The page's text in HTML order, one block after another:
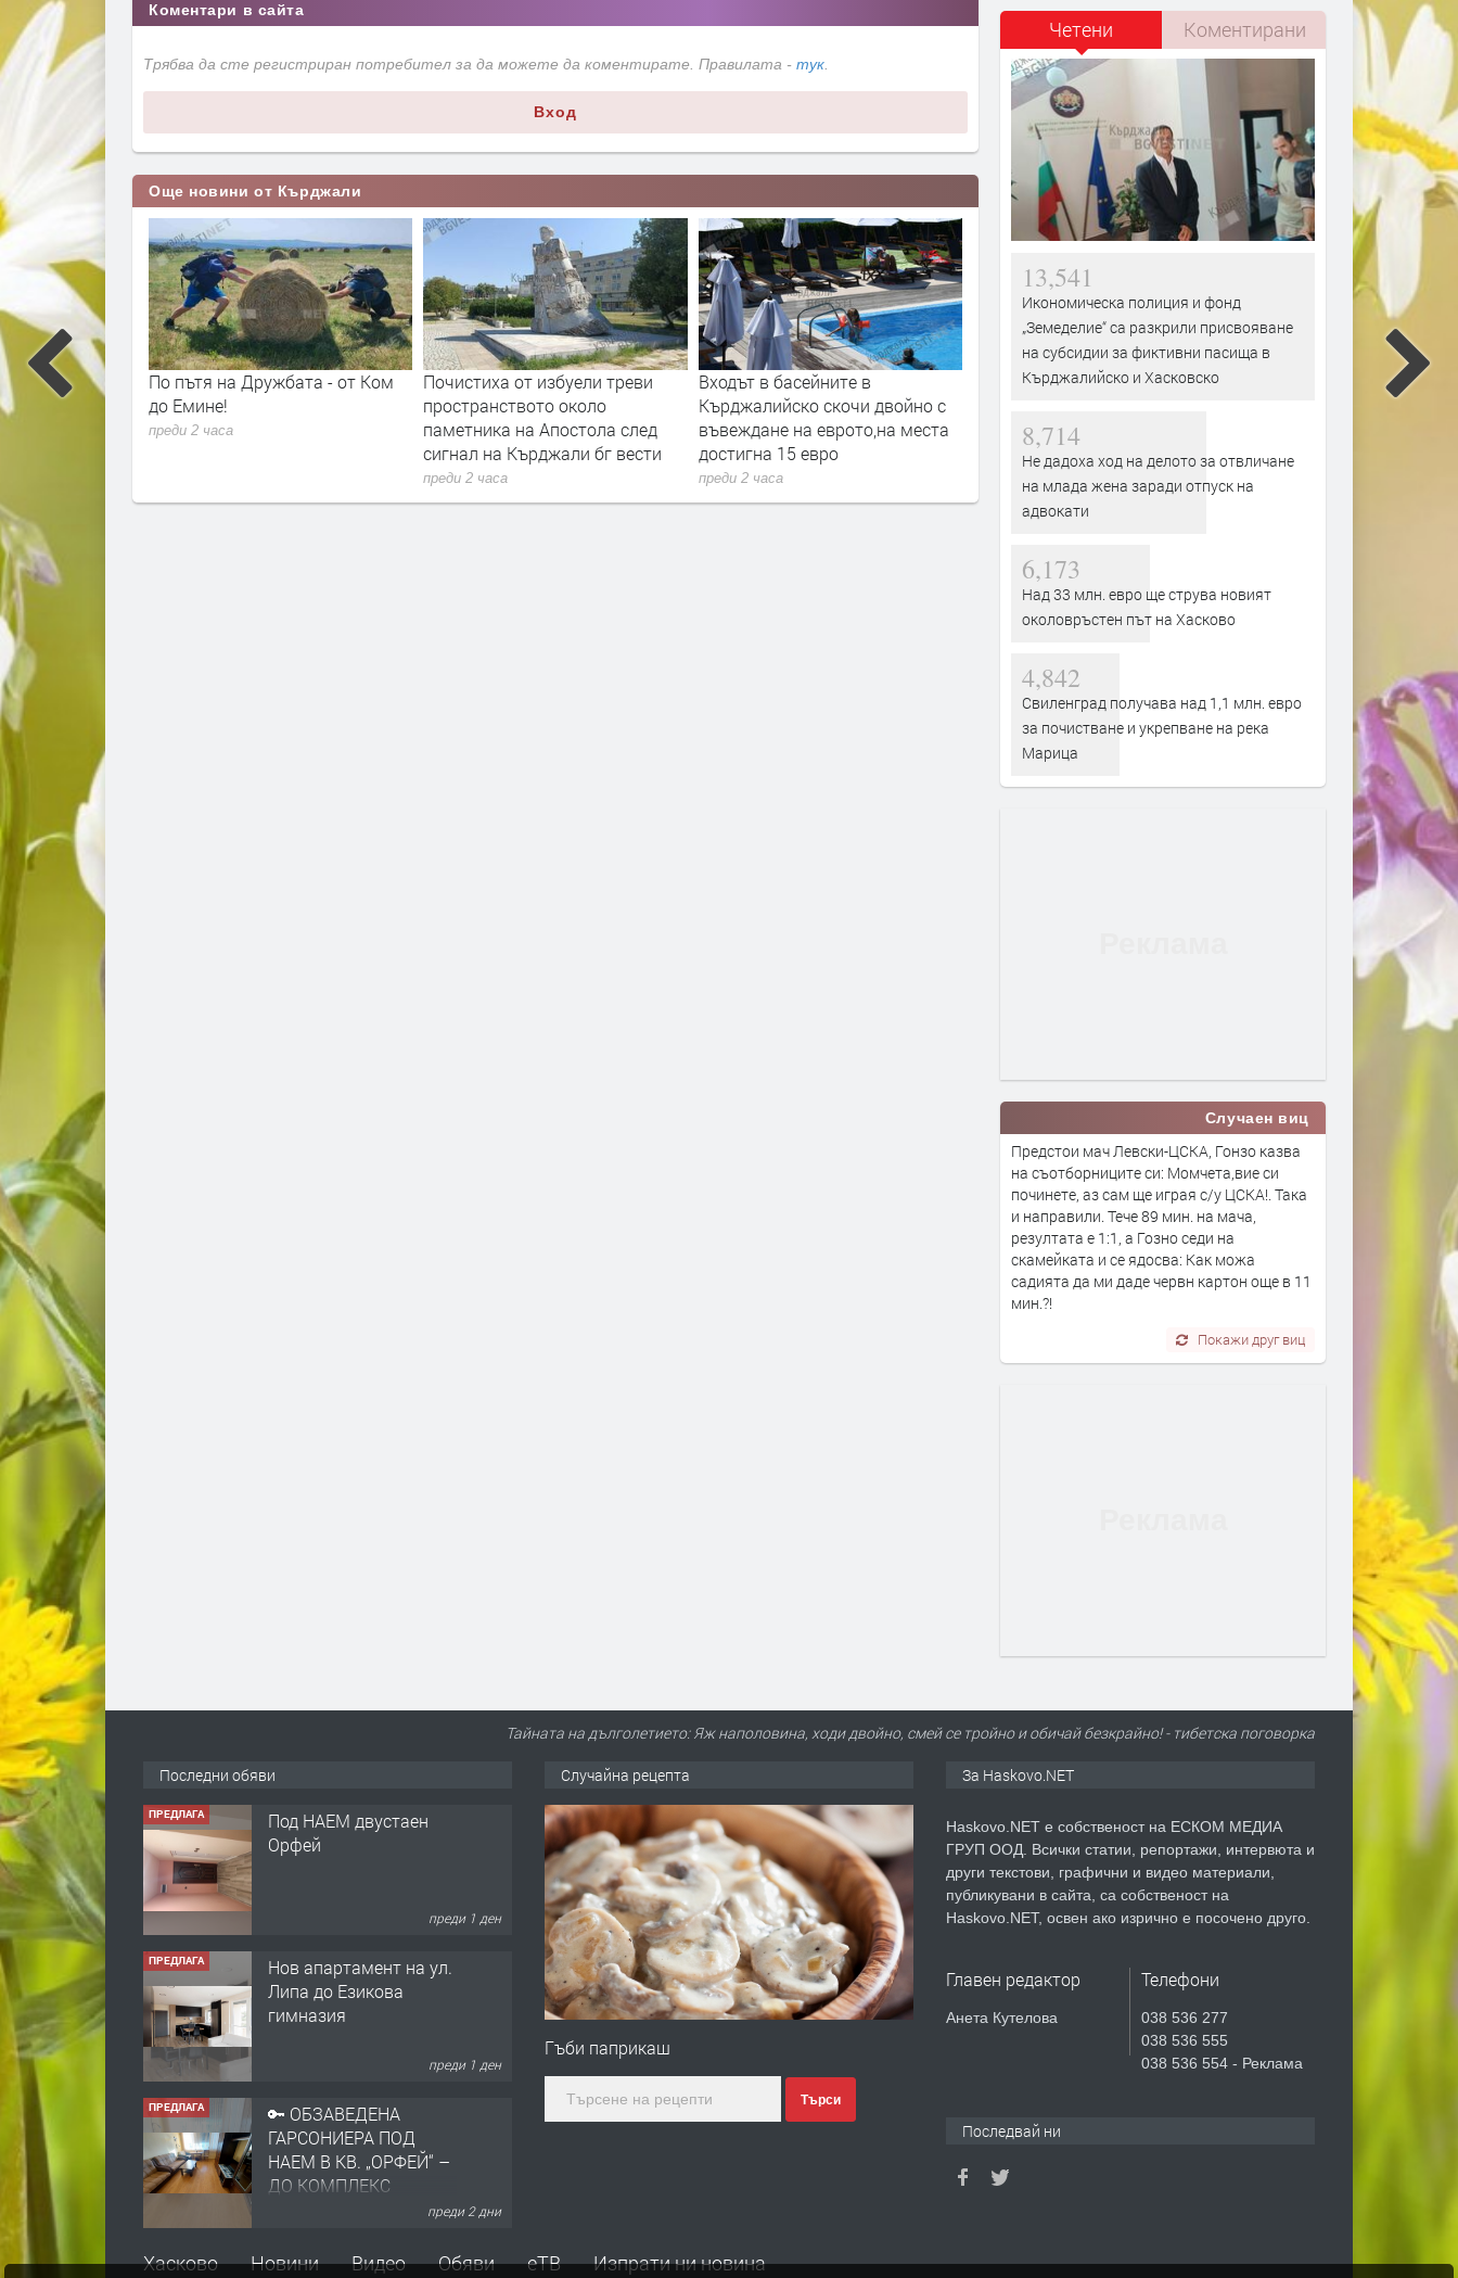
Коментари в сайта
Трябва да сте регистриран потребител за да можете да коментирате. Правилата - тук.
Вход
Още новини от Кърджали
на
за Маказа
По пътя на Дружбата - от Ком
до Емине!
преди 2 часа
Почистиха от избуели треви
пространството около
паметника на Апостола след
сигнал на Кърджали бг вести
преди 2 часа
Входът в басейните в
Кърджалийско скочи двойно с
въвеждане на еврото,на места
достигна 15 евро
преди 2 часа
Канят на събор в Биволяне в
преди 3 часа
Предимно слънчево и
опасни жеги
Четени Коментирани
13,541
Икономическа полиция и фонд
„Земеделие“ са разкрили присвояване
на субсидии за фиктивни пасища в
Кърджалийско и Хасковско
8,714
Не дадоха ход на делото за отвличане
на млада жена заради отпуск на
адвокати
6,173
Над 33 млн. евро ще струва новият
околовръстен път на Хасково
4,842
Свиленград получава над 1,1 млн. евро
за почистване и укрепване на река
Марица
Случаен виц
Предстои мач Левски-ЦСКА, Гонзо казва
на съотборниците си: Момчета,вие си
починете, аз сам ще играя с/у ЦСКА!. Така
и направили. Тече 89 мин. на мача,
резултата е 1:1, а Гозно седи на
скамейката и се ядосва: Как можа
садията да ми даде червн картон още в 11
мин.?!
Покажи друг виц
Тайната на дълголетието: Яж наполовина, ходи двойно, смей се тройно и обичай безкрайно! - тибетска поговорка
Последни обяви
ПРЕДЛАГА
Под НАЕМ двустаен
Орфей
преди 1 ден
ПРЕДЛАГА
Нов апартамент на ул.
Липа до Езикова
гимназия
преди 1 ден
ПРЕДЛАГА
🔑 ОБЗАВЕДЕНА
ГАРСОНИЕРА ПОД
НАЕМ В КВ. „ОРФЕЙ“ –
ДО КОМПЛЕКС
преди 2 дни
НАПЪЛНО ОБЗАВЕДЕН
Случайна рецепта
Гъби паприкаш
Търси
За Haskovo.NET
Haskovo.NET е собственост на ЕСКОМ МЕДИА
ГРУП ООД. Всички статии, репортажи, интервюта и
други текстови, графични и видео материали,
публикувани в сайта, са собственост на
Haskovo.NET, освен ако изрично е посочено друго.
Главен редактор
Анета Кутелова
Телефони
038 536 277
038 536 555
038 536 554 - Реклама
Последвай ни
Хасково Новини Видео Обяви еТВ Изпрати ни новина